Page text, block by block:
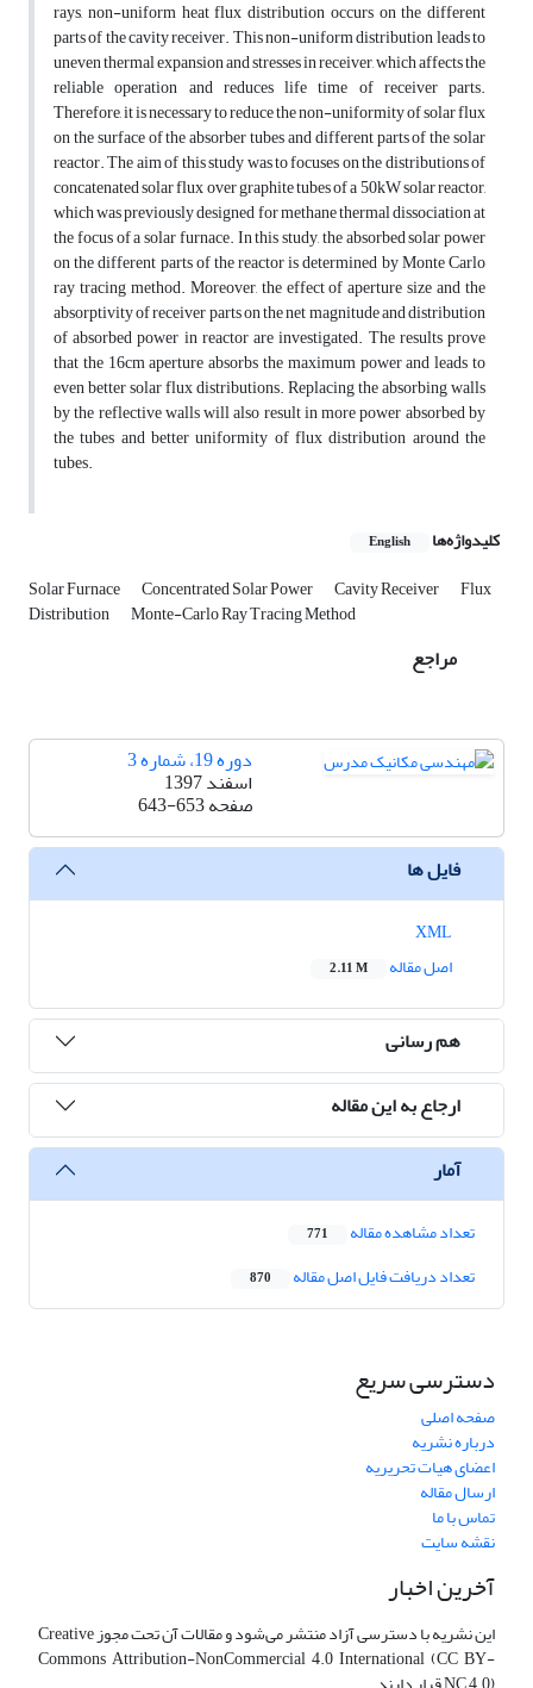
rays, non-uniform heat flux distribution occurs on the different
parts of the cavity receiver. This non-uniform distribution leads to
uneven thermal expansion and stresses in receiver, which affects the
reliable operation and reduces life time of receiver parts.
Therefore, it is necessary to reduce the non-uniformity of solar flux
on the surface of the absorber tubes and different parts of the solar
reactor. The aim of this study was to focuses on the distributions of
concatenated solar flux over graphite tubes of a 50kW solar reactor,
which was previously designed for methane thermal dissociation at
the focus of a solar furnace. In this study, the absorbed solar power
on the different parts of the reactor is determined by Monte Carlo
ray tracing method. Moreover, the effect of aperture size and the
absorptivity of receiver parts on the net magnitude and distribution
of absorbed power in reactor are investigated. The results prove
that the 16cm aperture absorbs the maximum power and leads to
even better solar flux distributions. Replacing the absorbing walls
by the reflective walls will also result in more power absorbed by
the tubes and better uniformity of flux distribution around the
tubes.
کلیدواژه‌ها English
Solar Furnace Concentrated Solar Power Cavity Receiver Flux
Distribution Monte-Carlo Ray Tracing Method
مراجع
دوره 19، شماره 3
اسفند 1397
صفحه643-653
فایل ها
اصل مقاله
2.11 M
هم رسانی
ارجاع به این مقاله
آمار
تعداد مشاهده مقاله 771
تعداد دریافت فایل اصل مقاله 870
دسترسی سریع
صفحه اصلی
درباره نشریه
اعضای هیات تحریریه
ارسال مقاله
تماس با ما
نقشه سایت
آخرین اخبار
این نشریه با دسترسی آزاد منتشر می‌شود و مقالات آن تحت مجوز Creative
Commons Attribution-NonCommercial 4.0 International (CC BY-